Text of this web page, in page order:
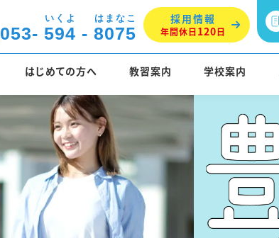
053- 594
いくよ
- 8075
はまなこ 採用情報
年間休日120日
はじめての方へ 教習案内 学校案内